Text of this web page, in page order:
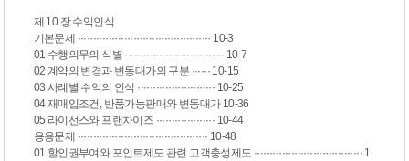
제 10 장 수익인식
기본문제 ··········································· 10-3
01 수행의무의 식별 ································ 10-7
02 계약의 변경과 변동대가의 구분 ······ 10-15
03 사례별 수익의 인식 ························· 10-25
04 재매입조건, 반품가능판매와 변동대가 10-36
05 라이선스와 프랜차이즈 ··················· 10-44
응용문제 ·········································· 10-48
01 할인권부여와 포인트제도 관련 고객충성제도 ··································· 1